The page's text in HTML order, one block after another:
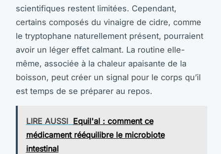
scientifiques restent limitées. Cependant,
certains composés du vinaigre de cidre, comme
le tryptophane naturellement présent, pourraient
avoir un léger effet calmant. La routine elle-
même, associée à la chaleur apaisante de la
boisson, peut créer un signal pour le corps qu’il
est temps de se préparer au repos.
LIRE AUSSI Equil'al : comment ce
médicament rééquilibre le microbiote
intestinal